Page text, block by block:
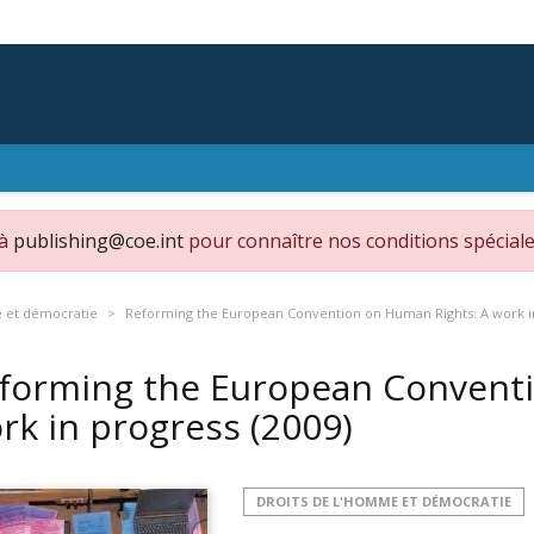
publishing@coe.int pour connaître nos conditions
et démocratie Reforming the European Convention on Human Rights: A work
the European
in progress (2009)
DROITS DE L'HOMME ET DÉMOCRATIE